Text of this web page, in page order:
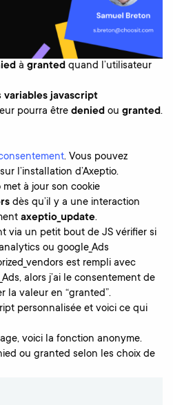
à granted quand l’utilisateur
variables javascript
pourra être denied ou granted.
. Vous pouvez
l’installation d’Axeptio.
met à jour son cookie
dès qu’il y a une interaction
axeptio_update.
via un petit bout de JS vérifier si
ou google_Ads
est rempli avec
alors j’ai le consentement de
la valeur en “granted”.
personnalisée et voici ce qui
voici la fonction anonyme.
ou granted selon les choix de